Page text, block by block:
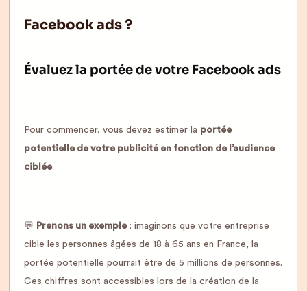
Facebook ads ?
Évaluez la portée de votre Facebook ads
Pour commencer, vous devez estimer la portée
potentielle de votre publicité en fonction de l’audience
ciblée.
💬 Prenons un exemple: imaginons que votre entreprise
cible les personnes âgées de 18 à 65 ans en France, la
portée potentielle pourrait être de 5 millions de personnes.
Ces chiffres sont accessibles lors de la création de la